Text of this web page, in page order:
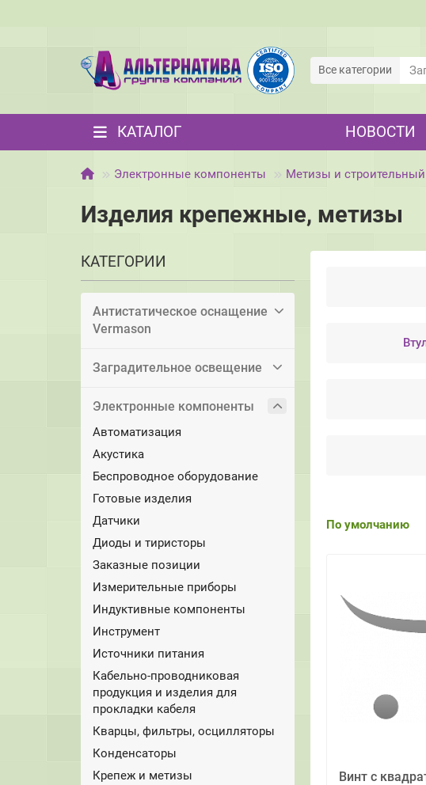
Все категории
КАТАЛОГ НОВОСТИ
Электронные компоненты Метизы и
Изделия крепежные, метизы
КАТЕГОРИИ
Антистатическое оснащение
Vermason
Заградительное освещение
Электронные компоненты
Автоматизация
Акустика
Беспроводное оборудование
Готовые изделия
Датчики
Диоды и тиристоры
Заказные позиции
Измерительные приборы
Индуктивные компоненты
Инструмент
Источники питания
Кабельно-проводниковая
продукция и изделия для
прокладки кабеля
Кварцы, фильтры, осцилляторы
Конденсаторы
Крепеж и метизы
По умолчанию
Винт с